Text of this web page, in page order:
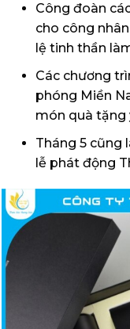
Công đoàn
cho công
lệ tinh thần
Các chương
phóng Miền
món quà tặng
Tháng 5 cũng
lễ phát động